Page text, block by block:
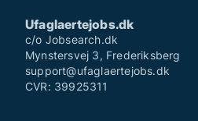
Ufaglaertejobs.dk
c/o Jobsearch.dk
Mynstersvej 3, Frederiksberg
support@ufaglaertejobs.dk
CVR: 39925311